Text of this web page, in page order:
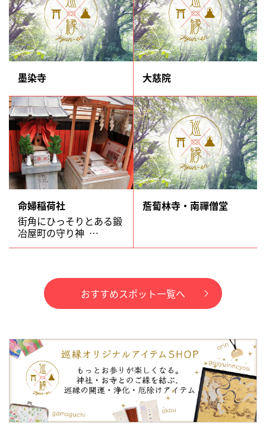
墨染寺 大慈院
命婦稲荷社
街角にひっそりとある鍛
冶屋町の守り神 …
薝蔔林寺・南禪僧堂
おすすめスポット一覧へ